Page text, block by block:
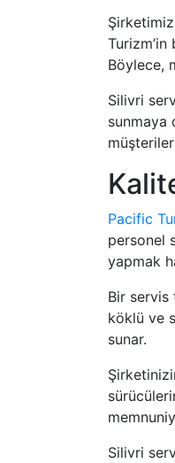
Böylece,
Silivri
sunmaya
Pacific
personel
yapmak
Bir servis
köklü ve
sunar.
Silivri